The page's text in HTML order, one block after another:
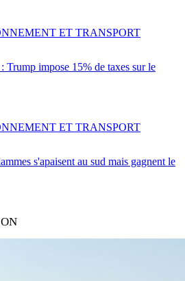
Trump impose 15% de taxes sur le
ET TRANSPORT
s'apaisent au sud mais gagnent le
ET TRANSPORT